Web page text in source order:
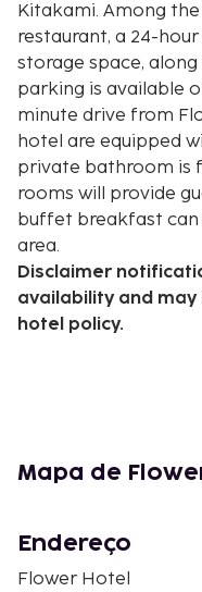
Kitakami. Among
restaurant, a 24-
storage space,
parking is available
minute drive from
hotel are equipped
private bathroom is
rooms will provide
buffet breakfast
area.
Disclaimer
availability and
hotel policy.
Mapa de
Endereço
Flower Hotel